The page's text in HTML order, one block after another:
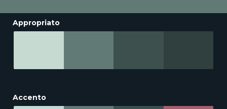
Appropriato
Accento